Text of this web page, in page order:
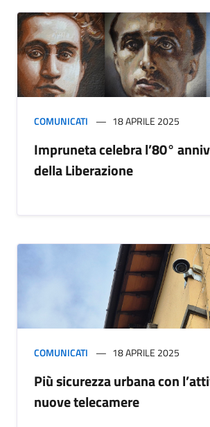
COMUNICATI 18 APRILE 2025
Impruneta celebra l’80°
della Liberazione
COMUNICATI 18 APRILE 2025
Più sicurezza urbana con
nuove telecamere